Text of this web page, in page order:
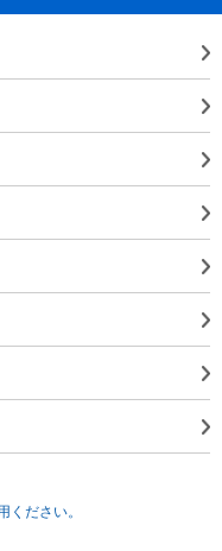
ください。